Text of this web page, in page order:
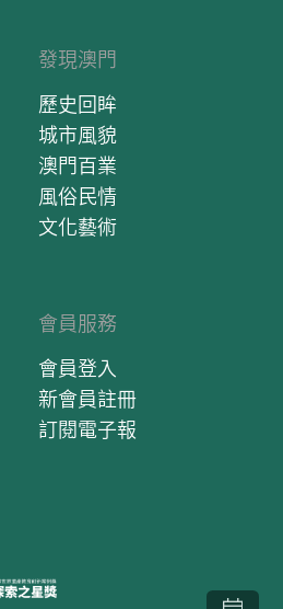
發現澳門
歷史回眸
城市風貌
澳門百業
風俗民情
文化藝術
會員服務
會員登入
新會員註冊
訂閱電子報